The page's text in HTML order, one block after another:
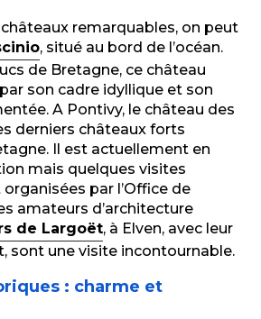
remarquables, on peut
, situé au bord de l’océan.
de Bretagne, ce château
son cadre idyllique et son
A Pontivy, le château des
derniers châteaux forts
Il est actuellement en
mais quelques visites
par l’Office de
amateurs d’architecture
de Largoët, à Elven, avec leur
sont une visite incontournable.
: charme et